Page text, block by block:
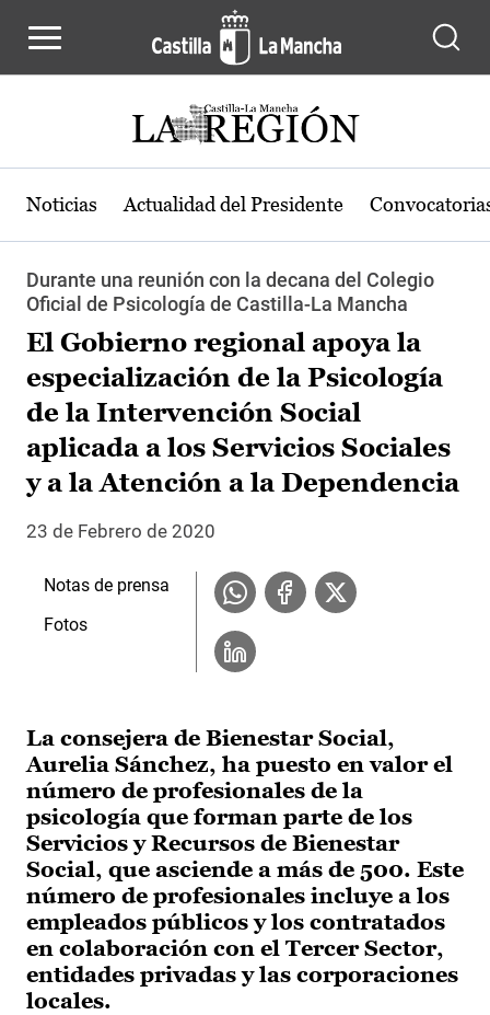
Noticias Actualidad del Presidente
Durante una reunión con la decana del Colegio
Oficial de Psicología de Castilla-La Mancha
El Gobierno regional apoya la
especialización de la Psicología
de la Intervención Social
aplicada a los Servicios Sociales
y a la Atención a la Dependencia
23 de Febrero de 2020
La consejera de Bienestar Social,
Aurelia Sánchez, ha puesto en valor el
número de profesionales de la
psicología que forman parte de los
Servicios y Recursos de Bienestar
Social, que asciende a más de 500. Este
número de profesionales incluye a los
empleados públicos y los contratados
en colaboración con el Tercer Sector,
entidades privadas y las corporaciones
locales.
Notas de prensa
Fotos